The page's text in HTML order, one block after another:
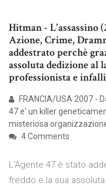
Hitman - L'assassino
Azione, Crime,
addestrato perchè
assoluta dedizione al
professionista e
FRANCIA/USA 2007 -
47 e' un killer
misteriosa
4 Comments
L'Agente 47 è stato
freddo e la sua